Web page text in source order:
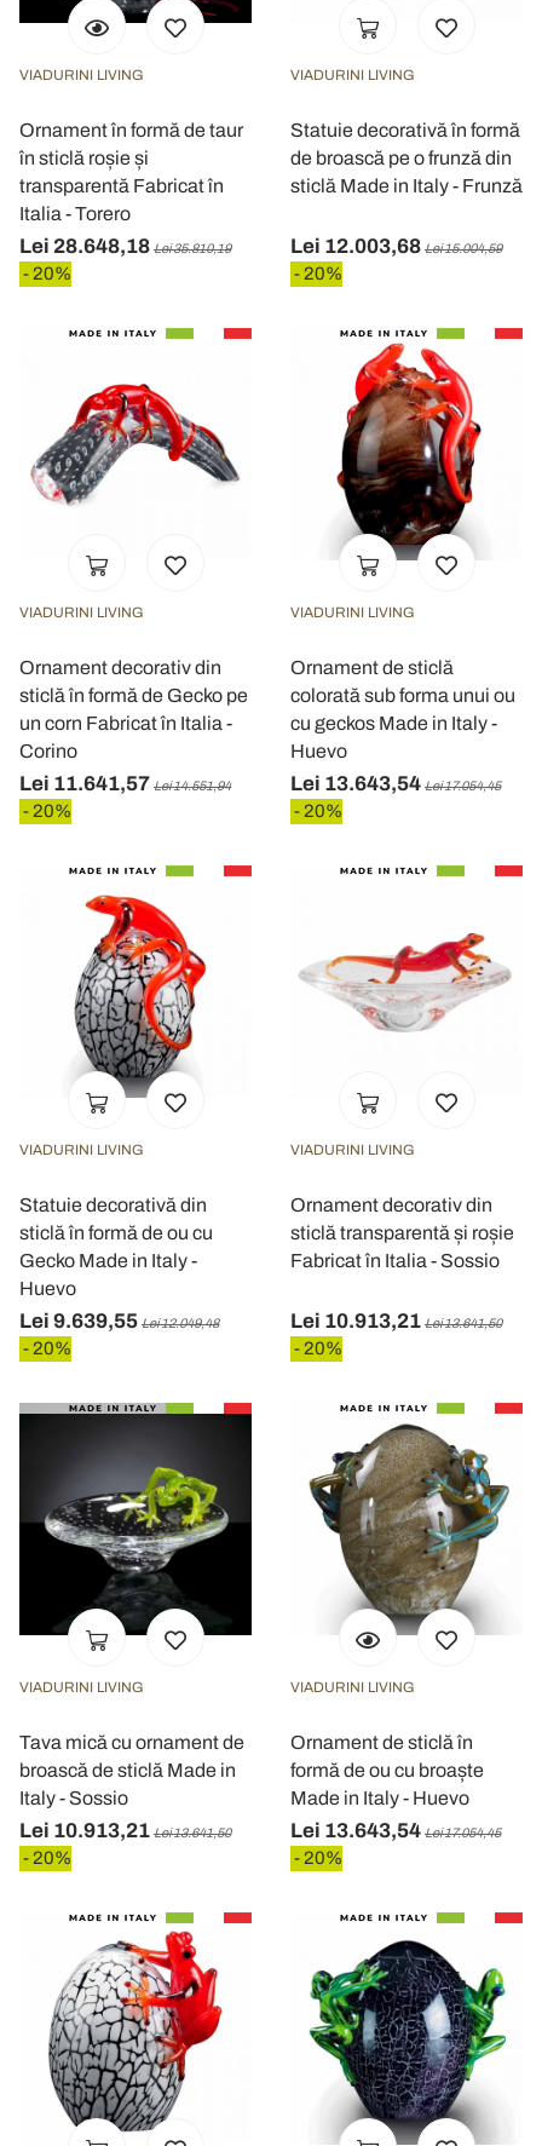
VIADURINI LIVING
Ornament în formă de taur
în sticlă roșie și
transparentă Fabricat în
Italia - Torero
Lei 28.648,18 Lei 35.810,19
- 20%
VIADURINI LIVING
Statuie decorativă în formă
de broască pe o frunză din
sticlă Made in Italy - Frunză
Lei 12.003,68 Lei 15.004,59
- 20%
VIADURINI LIVING
Ornament decorativ din
sticlă în formă de Gecko pe
un corn Fabricat în Italia -
Corino
Lei 11.641,57 Lei 14.551,94
- 20%
VIADURINI LIVING
Ornament de sticlă
colorată sub forma unui ou
cu geckos Made in Italy -
Huevo
Lei 13.643,54 Lei 17.054,45
- 20%
VIADURINI LIVING
Statuie decorativă din
sticlă în formă de ou cu
Gecko Made in Italy -
Huevo
Lei 9.639,55 Lei 12.049,48
- 20%
VIADURINI LIVING
Ornament decorativ din
sticlă transparentă și roșie
Fabricat în Italia - Sossio
Lei 10.913,21 Lei 13.641,50
- 20%
VIADURINI LIVING
Tava mică cu ornament de
broască de sticlă Made in
Italy - Sossio
Lei 10.913,21 Lei 13.641,50
- 20%
VIADURINI LIVING
Ornament de sticlă în
formă de ou cu broaște
Made in Italy - Huevo
Lei 13.643,54 Lei 17.054,45
- 20%